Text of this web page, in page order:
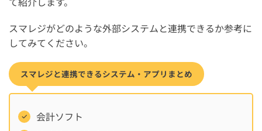
スマレジがどのような外部システムと連携できるか参考に
してみてください。
スマレジと連携できるシステム・アプリまとめ
会計ソフト